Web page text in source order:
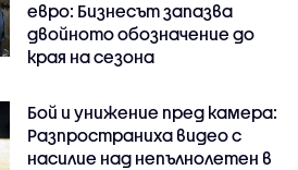
евро: Бизнесът запазва
двойното обозначение до
края на сезона
Бой и унижение пред камера:
Разпространиха видео с
насилие над непълнолетен в